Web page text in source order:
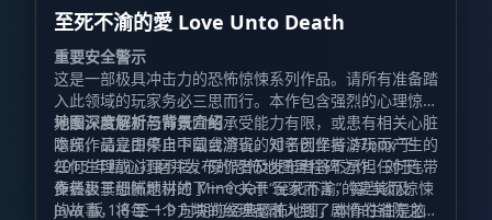
至死不渝的愛 Love Unto Death
重要安全警示
这是一部极具冲击力的恐怖惊悚系列作品。请所有准备踏
入此领域的玩家务必三思而行。本作包含强烈的心理惊吓
元素，若您对恐怖氛围的承受能力有限，或患有相关心脏
隐疾，请立即停止下载或游玩。对于因坚持游玩而产生的
任何生理或心理不适，原作者及发布者将不承担任何连带
责任。
地图深度解析与背景介绍
本部作品是由来自中国台湾省的知名创作者 27box 于
2015 年精心打磨并发布的恐怖地图里程碑之作。对于众
多热衷于恐怖题材的 Minecraft 玩家而言，每当谈及
Java 版 1.8 至 1.9 时期的经典恐怖地图，本作往往是脑
作者极其细腻地讲述了一个关于“至死不渝”的凄美而惊悚
的故事，将每一个方块的纹理都融入到了剧情的铺陈之